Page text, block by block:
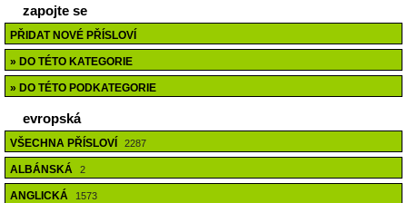
zapojte se
PŘIDAT NOVÉ PŘÍSLOVÍ
» DO TÉTO KATEGORIE
» DO TÉTO PODKATEGORIE
evropská
VŠECHNA PŘÍSLOVÍ 2287
ALBÁNSKÁ 2
ANGLICKÁ 1573